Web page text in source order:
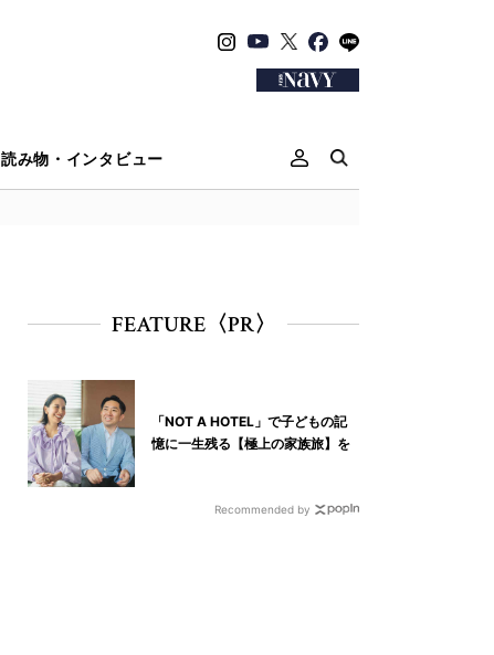
読み物・インタビュー
FEATURE〈PR〉
「NOT A HOTEL」で子どもの記
憶に一生残る【極上の家族旅】を
Recommended by